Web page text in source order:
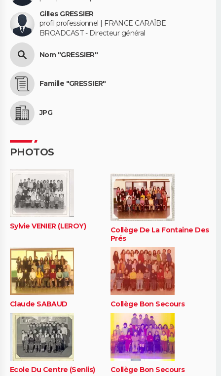
Gilles GRESSIER
profil professionnel | FRANCE CARAÏBE
BROADCAST - Directeur général
Nom "GRESSIER"
Famille "GRESSIER"
JPG
PHOTOS
Sylvie VENIER (LEROY)
Collège De La Fontaine Des
Prés
Claude SABAUD Collège Bon Secours
Ecole Du Centre (Senlis) Collège Bon Secours